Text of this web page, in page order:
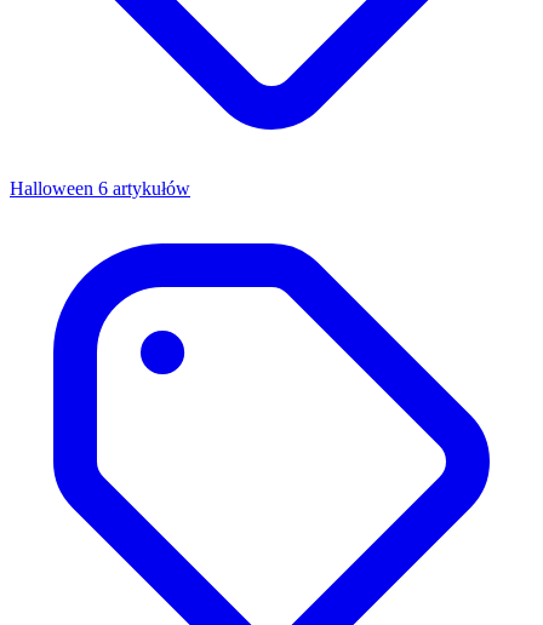
Halloween 6 artykułów